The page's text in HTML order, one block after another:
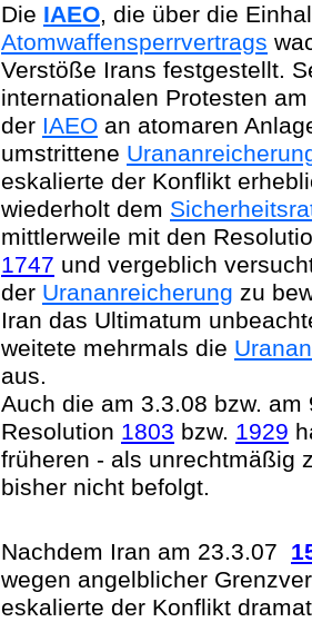
Die IAEO, die über die
Atomwaffensperrvertrags
Verstöße Irans festgestellt.
internationalen Protesten
der IAEO an atomaren
umstrittene
eskalierte der Konflikt
wiederholt dem
mittlerweile mit den
1747 und vergeblich
der Urananreicherung zu
Iran das Ultimatum
weitete mehrmals die
aus.
Auch die am 3.3.08 bzw.
Resolution 1803 bzw. 1929
früheren - als unrechtmäßig
bisher nicht befolgt.
Nachdem Iran am 23.3.07
wegen angelblicher
eskalierte der Konflikt